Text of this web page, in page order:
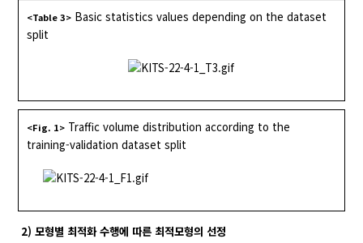
<Table 3> Basic statistics values depending on the dataset
split
<Fig. 1> Traffic volume distribution according to the
training-validation dataset split
2) 모형별 최적화 수행에 따른 최적모형의 선정